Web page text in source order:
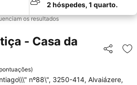
2 hóspedes, 1 quarto.
os resultados
- Casa da
Partilhar
)
nº88\", 3250-414, Alvaiázere,